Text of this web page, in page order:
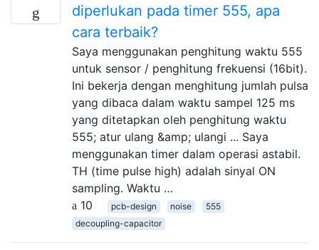
diperlukan pada timer 555, apa
cara terbaik?
Saya menggunakan penghitung waktu 555
untuk sensor / penghitung frekuensi (16bit).
Ini bekerja dengan menghitung jumlah pulsa
yang dibaca dalam waktu sampel 125 ms
yang ditetapkan oleh penghitung waktu
555; atur ulang &amp; ulangi ... Saya
menggunakan timer dalam operasi astabil.
TH (time pulse high) adalah sinyal ON
sampling. Waktu …
10
pcb-design noise
555
decoupling-capacitor